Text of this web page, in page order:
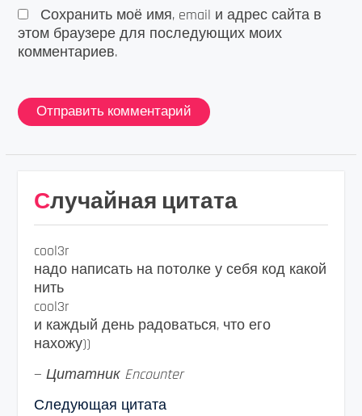
Сохранить моё имя, email и адрес сайта в
этом браузере для последующих моих
комментариев.
Случайная цитата
cool3r
надо написать на потолке у себя код какой
нить
cool3r
и каждый день радоваться, что его
нахожу))
— Цитатник Encounter
Следующая цитата